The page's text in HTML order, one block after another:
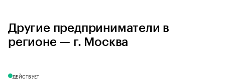
Другие предприниматели в
регионе — г. Москва
ДЕЙСТВУЕТ